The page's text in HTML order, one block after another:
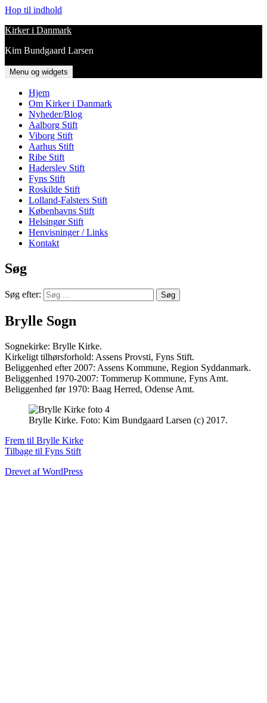
Hop til indhold
Kirker i Danmark
Kim Bundgaard Larsen
Menu og widgets
Hjem
Om Kirker i Danmark
Nyheder/Blog
Aalborg Stift
Viborg Stift
Aarhus Stift
Ribe Stift
Haderslev Stift
Fyns Stift
Roskilde Stift
Lolland-Falsters Stift
Københavns Stift
Helsingør Stift
Henvisninger / Links
Kontakt
Søg
Søg efter:
Brylle Sogn
Sognekirke: Brylle Kirke.
Kirkeligt tilhørsforhold: Assens Provsti, Fyns Stift.
Beliggenhed efter 2007: Assens Kommune, Region Syddanmark.
Beliggenhed 1970-2007: Tommerup Kommune, Fyns Amt.
Beliggenhed før 1970: Baag Herred, Odense Amt.
Brylle Kirke. Foto: Kim Bundgaard Larsen (c) 2017.
Frem til Brylle Kirke
Tilbage til Fyns Stift
Drevet af WordPress